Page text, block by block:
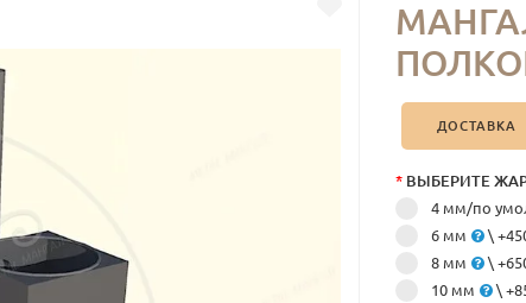
ДОСТАВКА
* ВЫБЕРИТЕ
4 мм/по
6 мм
\
8 мм
\
10 мм
\